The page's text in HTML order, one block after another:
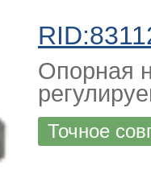
Опорная
Точное